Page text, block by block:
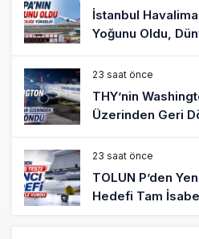
İstanbul
Yoğunu Oldu,
23 saat önce
THY’nin
Üzerinden Geri
23 saat önce
TOLUN P’den
Hedefi Tam